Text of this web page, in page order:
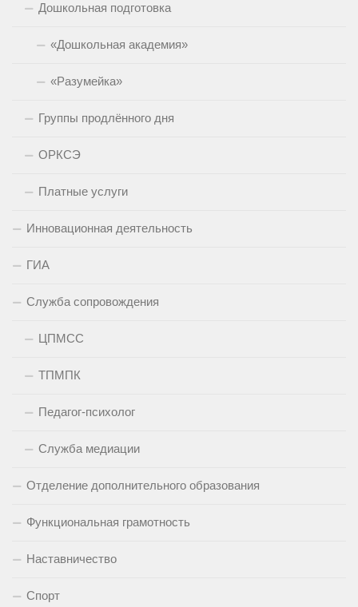
Дошкольная подготовка
«Дошкольная академия»
«Разумейка»
Группы продлённого дня
ОРКСЭ
Платные услуги
Инновационная деятельность
ГИА
Служба сопровождения
ЦПМСС
ТПМПК
Педагог-психолог
Служба медиации
Отделение дополнительного образования
Функциональная грамотность
Наставничество
Спорт